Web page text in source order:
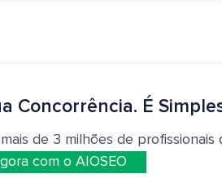
Concorrência. É
de 3 milhões de
com o AIOSEO